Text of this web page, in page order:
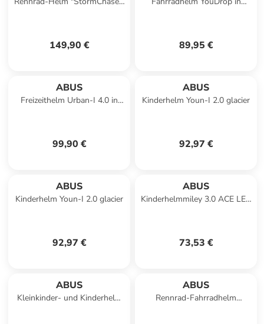
149,90 € 89,95 €
ABUS
Freizeithelm Urban-I 4.0 in
99,90 €
ABUS
Kinderhelm Youn-I 2.0 glacier
92,97 €
ABUS
Kinderhelm Youn-I 2.0 glacier
92,97 €
ABUS
Kinderhelmmiley 3.0 ACE LED
73,53 €
ABUS
Kleinkinder- und Kinderhelm
ABUS
Rennrad-Fahrradhelm